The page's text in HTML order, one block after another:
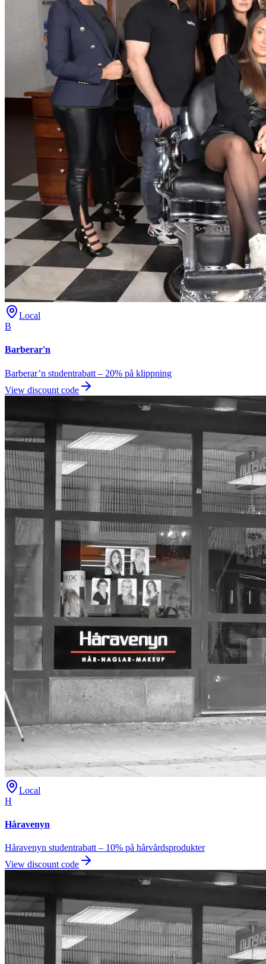
Local
B
Barberar'n
Barberar’n studentrabatt – 20% på klippning
View discount code
Local
H
Håravenyn
Håravenyn studentrabatt – 10% på hårvårdsprodukter
View discount code